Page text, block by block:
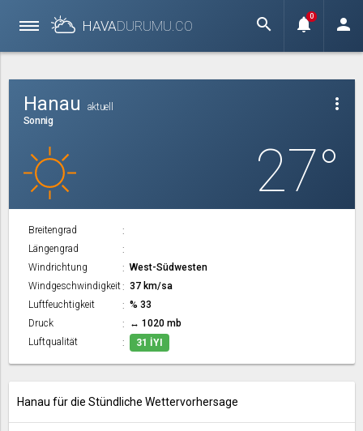
HAVADURUMU.CO search notifications
0 person
more_vert
Hanau
aktuell
Sonnig
27°
Breitengrad
Längengrad
Windrichtung
West-Südwesten
Windgeschwindigkeit
37 km/sa
Luftfeuchtigkeit
% 33
Druck
↔ 1020 mb
Luftqualität
31 İYI
Hanau für die Stündliche Wettervorhersage